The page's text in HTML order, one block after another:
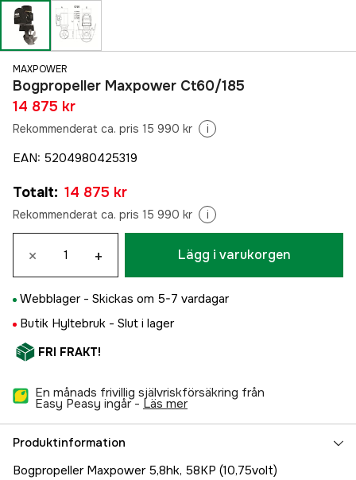
MAXPOWER
Bogpropeller Maxpower Ct60/185
14 875 kr
Rekommenderat ca. pris 15 990 kr i
EAN: 5204980425319
Totalt: 14 875 kr
Rekommenderat ca. pris 15 990 kr i
× + Lägg i varukorgen
Webblager - Skickas om 5-7 vardagar
Butik Hyltebruk - Slut i lager
FRI FRAKT!
En månads frivillig självriskförsäkring från
Easy Peasy ingår - läs mer
Produktinformation
Bogpropeller Maxpower 5,8hk, 58KP (10,75volt)